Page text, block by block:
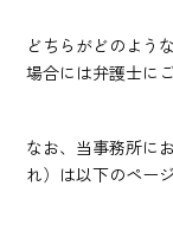
どちらがどのよう
場合には弁護士に
なお、当事務所に
れ）は以下のペー